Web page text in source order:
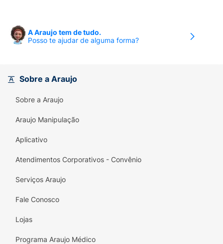
A Araujo tem de tudo.
Posso te ajudar de alguma forma?
Sobre a Araujo
Sobre a Araujo
Araujo Manipulação
Aplicativo
Atendimentos Corporativos - Convênio
Serviços Araujo
Fale Conosco
Lojas
Programa Araujo Médico